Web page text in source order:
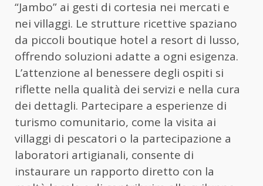
“Jambo” ai gesti di cortesia nei mercati e
nei villaggi. Le strutture ricettive spaziano
da piccoli boutique hotel a resort di lusso,
offrendo soluzioni adatte a ogni esigenza.
L’attenzione al benessere degli ospiti si
riflette nella qualità dei servizi e nella cura
dei dettagli. Partecipare a esperienze di
turismo comunitario, come la visita ai
villaggi di pescatori o la partecipazione a
laboratori artigianali, consente di
instaurare un rapporto diretto con la